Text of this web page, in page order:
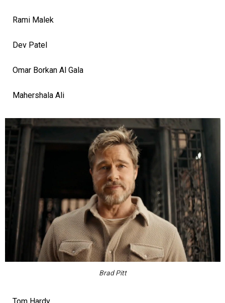
Rami Malek
Dev Patel
Omar Borkan Al Gala
Mahershala Ali
Brad Pitt